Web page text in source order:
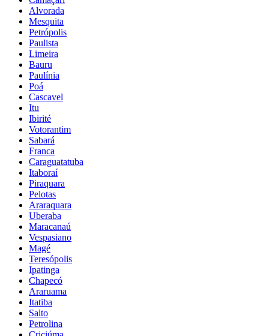
Alvorada
Mesquita
Petrópolis
Paulista
Limeira
Bauru
Paulínia
Poá
Cascavel
Itu
Ibirité
Votorantim
Sabará
Franca
Caraguatatuba
Itaboraí
Piraquara
Pelotas
Araraquara
Uberaba
Maracanaú
Vespasiano
Magé
Teresópolis
Ipatinga
Chapecó
Araruama
Itatiba
Salto
Petrolina